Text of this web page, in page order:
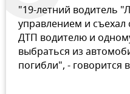
"19-летний водитель
управлением и съехал
ДТП водителю и
выбраться из
погибли", - говорится